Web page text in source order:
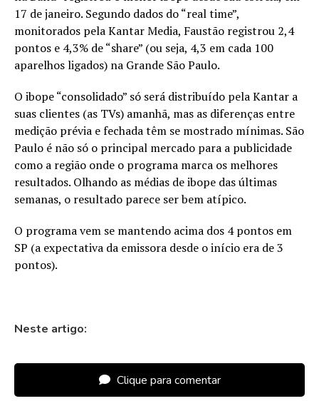
17 de janeiro. Segundo dados do “real time”,
monitorados pela Kantar Media, Faustão registrou 2,4
pontos e 4,3% de “share” (ou seja, 4,3 em cada 100
aparelhos ligados) na Grande São Paulo.
O ibope “consolidado” só será distribuído pela Kantar a
suas clientes (as TVs) amanhã, mas as diferenças entre
medição prévia e fechada têm se mostrado mínimas. São
Paulo é não só o principal mercado para a publicidade
como a região onde o programa marca os melhores
resultados. Olhando as médias de ibope das últimas
semanas, o resultado parece ser bem atípico.
O programa vem se mantendo acima dos 4 pontos em
SP (a expectativa da emissora desde o início era de 3
pontos).
Neste artigo:
Clique para comentar